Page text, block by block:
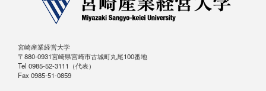
宮崎産業経営大学
〒880-0931宮崎県宮崎市古城町丸尾100番地
Tel 0985-52-3111（代表）
Fax 0985-51-0859